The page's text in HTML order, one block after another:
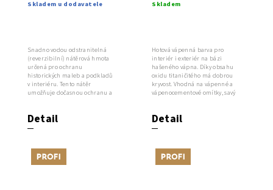
interiéru
Skladem u dodavatele
Detail
Snadno vodou odstranitelná
(reverzibilní) nátěrová hmota
určená pro ochranu
historických maleb a podkladů
v interiéru. Tento nátěr
umožňuje dočasnou ochranu a
interiér i
exteriér
Skladem
Detail
Hotová vápenná barva pro
interiér i exteriér na bázi
hašeného vápna. Díky obsahu
oxidu titaničitého má dobrou
kryvost. Vhodná na vápenné a
vápenocementové omítky, savý
Tip Tip